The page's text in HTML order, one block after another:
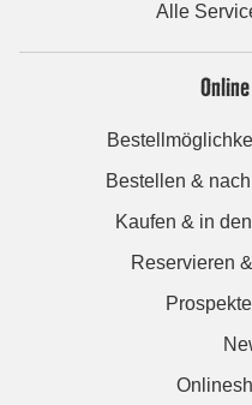
Alle
Bestellen &
Kaufen & in
Reservieren